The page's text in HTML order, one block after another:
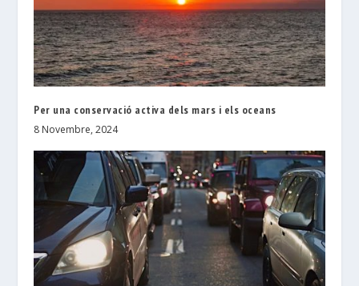
Per una conservació activa dels mars i els oceans
8 Novembre, 2024